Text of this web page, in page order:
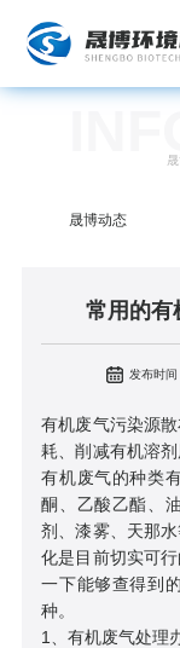
晟博动态
常用的有
发布时
有机废气污染源
耗、削减有机溶
有机废气的种类
酮、乙酸乙酯、
剂、漆雾、天那
化是目前切实可
一下能够查得到
种。
1、有机废气处